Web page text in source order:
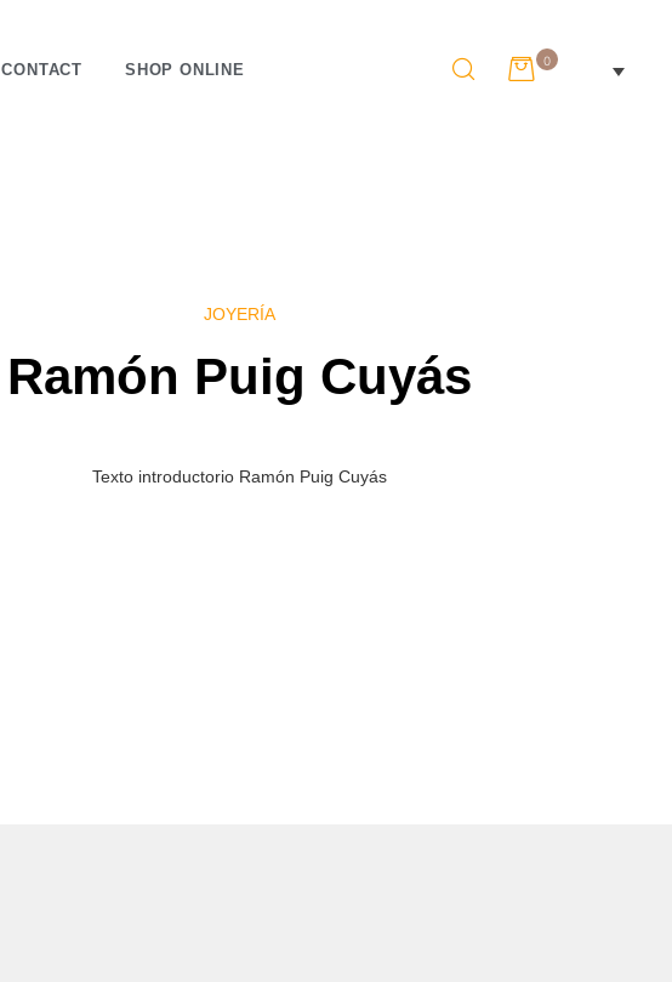
CONTACT SHOP ONLINE 0
JOYERÍA
Ramón Puig Cuyás
Texto introductorio Ramón Puig Cuyás